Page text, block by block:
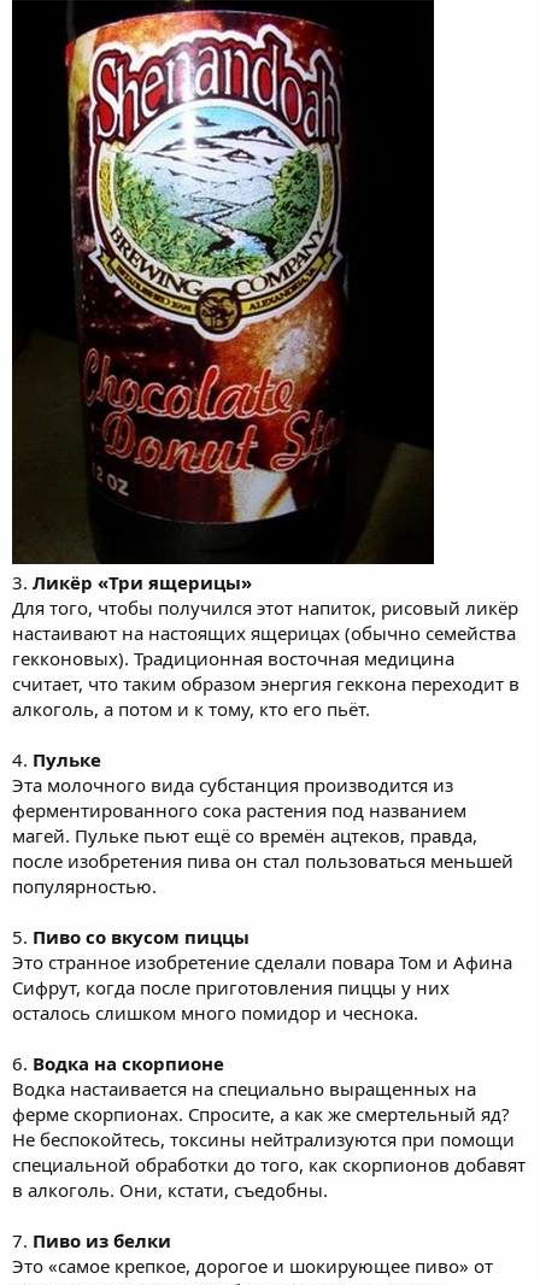
3. Ликёр «Три ящерицы»
Для того, чтобы получился этот напиток, рисовый ликёр
настаивают на настоящих ящерицах (обычно семейства
гекконовых). Традиционная восточная медицина
считает, что таким образом энергия геккона переходит в
алкоголь, а потом и к тому, кто его пьёт.
4. Пульке
Эта молочного вида субстанция производится из
ферментированного сока растения под названием
магей. Пульке пьют ещё со времён ацтеков, правда,
после изобретения пива он стал пользоваться меньшей
популярностью.
5. Пиво со вкусом пиццы
Это странное изобретение сделали повара Том и Афина
Сифрут, когда после приготовления пиццы у них
осталось слишком много помидор и чеснока.
6. Водка на скорпионе
Водка настаивается на специально выращенных на
ферме скорпионах. Спросите, а как же смертельный яд?
Не беспокойтесь, токсины нейтрализуются при помощи
специальной обработки до того, как скорпионов добавят
в алкоголь. Они, кстати, съедобны.
7. Пиво из белки
Это «самое крепкое, дорогое и шокирующее пиво» от